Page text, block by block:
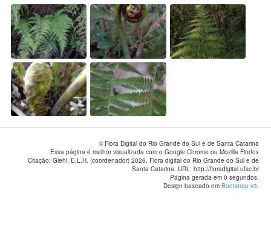
© Flora Digital do Rio Grande do Sul e de Santa Catarina
Essa página é melhor visualizada com o Google Chrome ou Mozilla Firefox
Citação: Giehl, E.L.H. (coordenador) 2026. Flora digital do Rio Grande do Sul e de
Santa Catarina. URL: http://floradigital.ufsc.br
Página gerada em 0 segundos.
Design baseado em Bootstrap v3.